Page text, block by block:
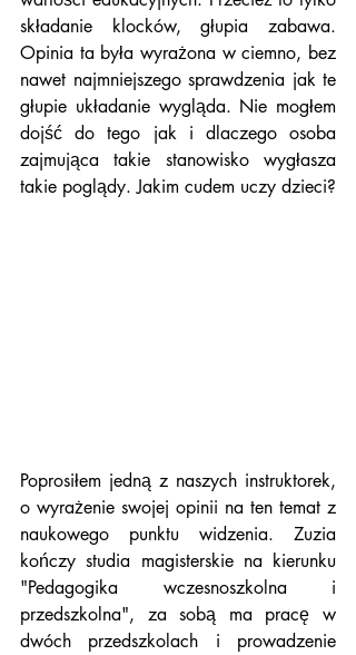
składanie klocków, głupia zabawa.
Opinia ta była wyrażona w ciemno, bez
nawet najmniejszego sprawdzenia jak te
głupie układanie wygląda. Nie mogłem
dojść do tego jak i dlaczego osoba
zajmująca takie stanowisko wygłasza
takie poglądy. Jakim cudem uczy dzieci?
Poprosiłem jedną z naszych instruktorek,
o wyrażenie swojej opinii na ten temat z
naukowego punktu widzenia. Zuzia
kończy studia magisterskie na kierunku
"Pedagogika wczesnoszkolna i
przedszkolna", za sobą ma pracę w
dwóch przedszkolach i prowadzenie